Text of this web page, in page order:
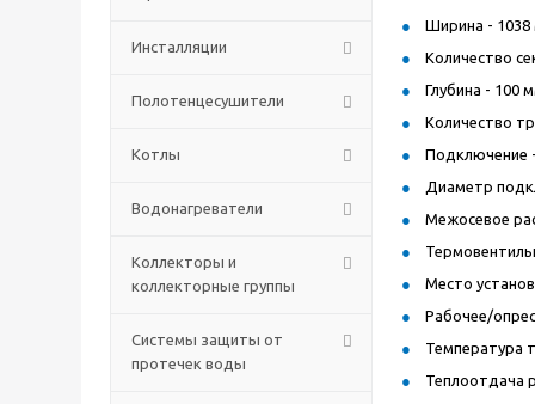
Инсталляции
Полотенцесушители
Котлы
Водонагреватели
Коллекторы и
коллекторные группы
Системы защиты от
протечек воды
Ширина - 1038
Количество
Глубина - 100
Количество
Подключение
Диаметр
Межосевое
Место
Рабочее/
Температура
Теплоотдача